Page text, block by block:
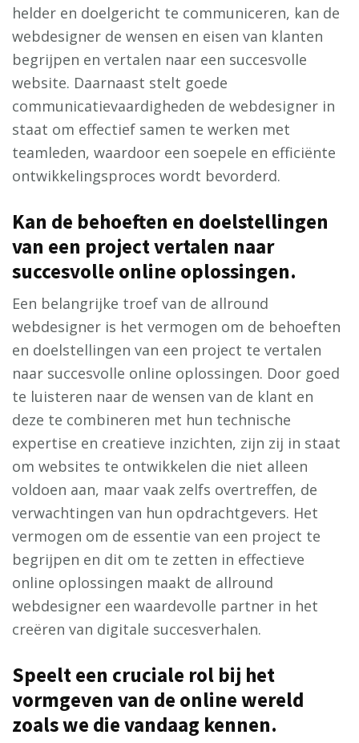
helder en doelgericht te communiceren, kan de
webdesigner de wensen en eisen van klanten
begrijpen en vertalen naar een succesvolle
website. Daarnaast stelt goede
communicatievaardigheden de webdesigner in
staat om effectief samen te werken met
teamleden, waardoor een soepele en efficiënte
ontwikkelingsproces wordt bevorderd.
Kan de behoeften en doelstellingen
van een project vertalen naar
succesvolle online oplossingen.
Een belangrijke troef van de allround
webdesigner is het vermogen om de behoeften
en doelstellingen van een project te vertalen
naar succesvolle online oplossingen. Door goed
te luisteren naar de wensen van de klant en
deze te combineren met hun technische
expertise en creatieve inzichten, zijn zij in staat
om websites te ontwikkelen die niet alleen
voldoen aan, maar vaak zelfs overtreffen, de
verwachtingen van hun opdrachtgevers. Het
vermogen om de essentie van een project te
begrijpen en dit om te zetten in effectieve
online oplossingen maakt de allround
webdesigner een waardevolle partner in het
creëren van digitale succesverhalen.
Speelt een cruciale rol bij het
vormgeven van de online wereld
zoals we die vandaag kennen.